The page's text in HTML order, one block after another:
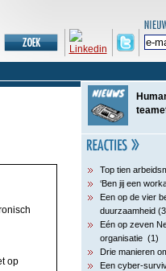
op
Top tien
‘Ben jij een
Een op de vier
duurzaamheid
Eén op zeven
organisatie (1)
Drie manieren
Een cyber-